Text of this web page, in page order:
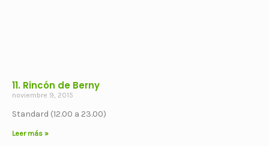
11. Rincón de Berny
noviembre 9, 2015
Standard (12.00 a 23.00)
Leer más »